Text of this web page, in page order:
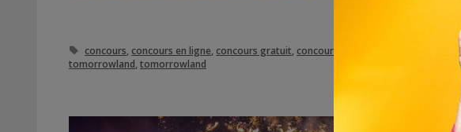
Étiquettes
concours concours en ligne concours gratuit concours gratuit en ligne
tomorrowland tomorrowland